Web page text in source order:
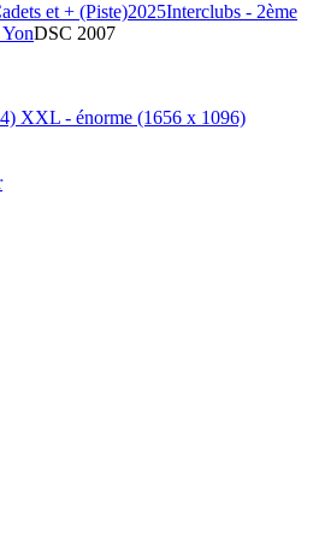
et + (Piste)2025Interclubs - 2ème
DSC 2007
XXL - énorme (1656 x 1096)